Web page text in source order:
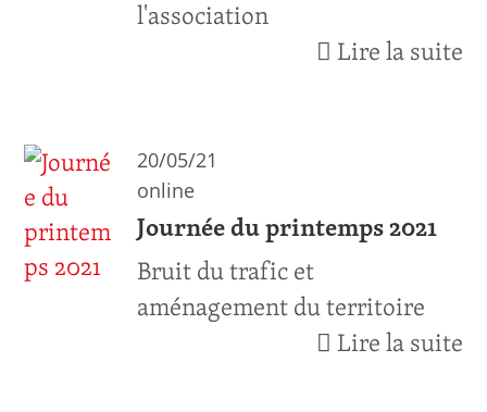
l'association
Lire la suite
20/05/21
online
Journée du printemps 2021
Bruit du trafic et
aménagement du territoire
Lire la suite